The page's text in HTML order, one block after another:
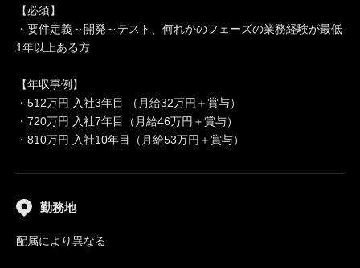
【必須】
・要件定義～開発～テスト、何れかのフェーズの業務経験が最低
1年以上ある方
【年収事例】
・512万円 入社3年目 （月給32万円＋賞与）
・720万円 入社7年目（月給46万円＋賞与）
・810万円 入社10年目（月給53万円＋賞与）
勤務地
配属により異なる